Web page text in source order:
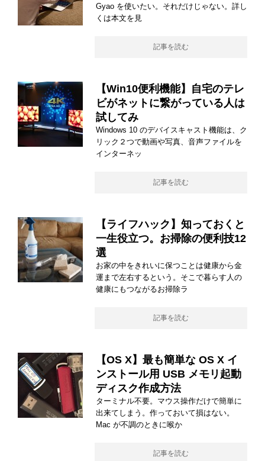
Gyao を使いたい。それだけじゃない。詳し
くは本文を見
記事を読む
【Win10便利機能】自宅のテレ
ビがネットに繋がっている人は
試してみ
Windows 10 のデバイスキャスト機能は、ク
リック２つで動画や写真、音声ファイルを
インターネッ
記事を読む
【ライフハック】知っておくと
一生役立つ。お掃除の便利技12
選
お家の中をきれいに保つことは健康から金
運まで左右するという。そこで暮らす人の
健康にもつながるお掃除ラ
記事を読む
【OS X】最も簡単な OS X イ
ンストール用 USB メモリ起動
ディスク作成方法
ターミナル不要。マウス操作だけで簡単に
出来てしまう。作っておいて損はない。
Mac が不調のときに喉か
記事を読む